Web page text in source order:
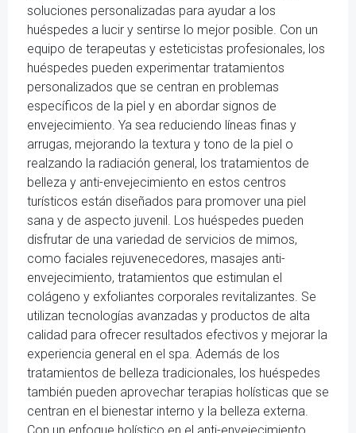
soluciones personalizadas para ayudar a los
huéspedes a lucir y sentirse lo mejor posible. Con un
equipo de terapeutas y esteticistas profesionales, los
huéspedes pueden experimentar tratamientos
personalizados que se centran en problemas
específicos de la piel y en abordar signos de
envejecimiento. Ya sea reduciendo líneas finas y
arrugas, mejorando la textura y tono de la piel o
realzando la radiación general, los tratamientos de
belleza y anti-envejecimiento en estos centros
turísticos están diseñados para promover una piel
sana y de aspecto juvenil. Los huéspedes pueden
disfrutar de una variedad de servicios de mimos,
como faciales rejuvenecedores, masajes anti-
envejecimiento, tratamientos que estimulan el
colágeno y exfoliantes corporales revitalizantes. Se
utilizan tecnologías avanzadas y productos de alta
calidad para ofrecer resultados efectivos y mejorar la
experiencia general en el spa. Además de los
tratamientos de belleza tradicionales, los huéspedes
también pueden aprovechar terapias holísticas que se
centran en el bienestar interno y la belleza externa.